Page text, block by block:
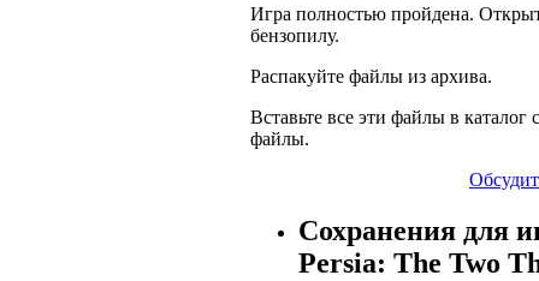
Игра полностью пройдена.
бензопилу.
Распакуйте файлы из архива.
Вставьте все эти файлы в каталог
файлы.
Сохранения для
Persia: The Two